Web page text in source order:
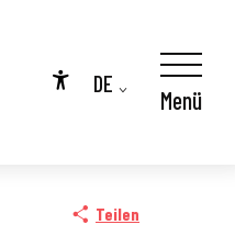
Accessibilité
DE
Menü
Teilen